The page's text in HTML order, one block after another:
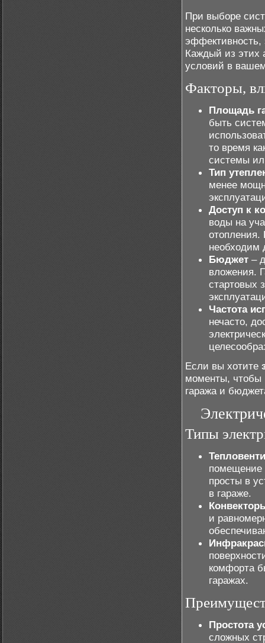
При выборе
несколько
эффективность,
Каждый из этих
условий в
Факторы,
Площадь
быть
то время
системы
Тип
менее
Доступ к
воды на
необходим
Бюджет –
вложения.
стартовых
Частота
нечасто,
Если вы хотите
моменты, чтобы
гаража и
Типы
помещение
просты в
в гараже.
и
комфорта
гаражах.
Простота
сложных